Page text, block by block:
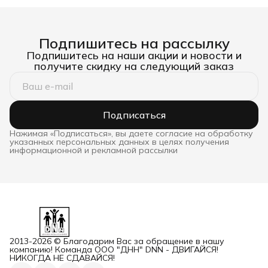
Подпишитесь на рассылку
Подпишитесь на наши акции и новости и
получите скидку на следующий заказ
Подписаться
Нажимая «Подписаться», вы даете согласие на обработку
указанных персональных данных в целях получения
информационной и рекламной рассылки
2013-2026 © Благодарим Вас за обращение в нашу
компанию! Команда ООО "ДНН" DNN - ДВИГАЙСЯ!
НИКОГДА НЕ СДАВАЙСЯ!